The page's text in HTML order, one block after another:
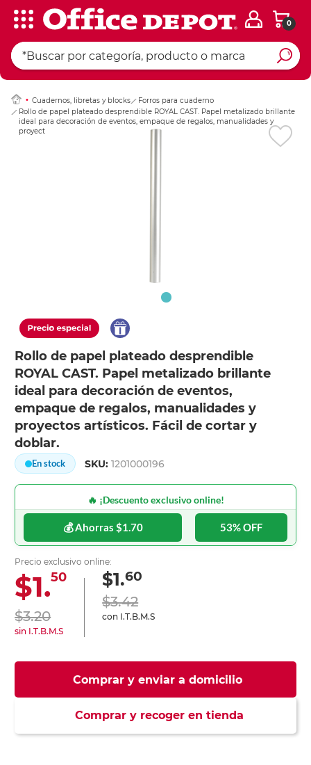
0
Cuadernos, libretas y blocks
Forros para cuaderno
Rollo de papel plateado desprendible ROYAL CAST. Papel metalizado brillante
ideal para decoración de eventos, empaque de regalos, manualidades y
proyectos artísticos. Fácil de cortar y doblar.
Rollo de papel plateado desprendible
ROYAL CAST. Papel metalizado brillante
ideal para decoración de eventos,
empaque de regalos, manualidades y
proyectos artísticos. Fácil de cortar y
doblar.
En stock SKU:1201000196
🔥 ¡Descuento exclusivo online!
💰 Ahorras $1.70 53% OFF
Precio exclusivo online:
$1.50
$3.20
sin I.T.B.M.S
$1.60
$3.42
con I.T.B.M.S
Comprar y enviar a domicilio
Comprar y recoger en tienda
Ingresar Codigo